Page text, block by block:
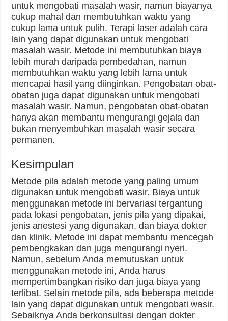
untuk mengobati masalah wasir, namun biayanya
cukup mahal dan membutuhkan waktu yang
cukup lama untuk pulih. Terapi laser adalah cara
lain yang dapat digunakan untuk mengobati
masalah wasir. Metode ini membutuhkan biaya
lebih murah daripada pembedahan, namun
membutuhkan waktu yang lebih lama untuk
mencapai hasil yang diinginkan. Pengobatan obat-
obatan juga dapat digunakan untuk mengobati
masalah wasir. Namun, pengobatan obat-obatan
hanya akan membantu mengurangi gejala dan
bukan menyembuhkan masalah wasir secara
permanen.
Kesimpulan
Metode pila adalah metode yang paling umum
digunakan untuk mengobati wasir. Biaya untuk
menggunakan metode ini bervariasi tergantung
pada lokasi pengobatan, jenis pila yang dipakai,
jenis anestesi yang digunakan, dan biaya dokter
dan klinik. Metode ini dapat membantu mencegah
pembengkakan dan juga mengurangi nyeri.
Namun, sebelum Anda memutuskan untuk
menggunakan metode ini, Anda harus
mempertimbangkan risiko dan juga biaya yang
terlibat. Selain metode pila, ada beberapa metode
lain yang dapat digunakan untuk mengobati wasir.
Sebaiknya Anda berkonsultasi dengan dokter